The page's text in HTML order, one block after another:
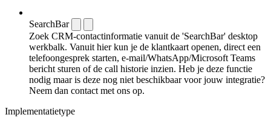
SearchBar
Zoek CRM-contactinformatie vanuit de 'SearchBar' desktop
werkbalk. Vanuit hier kun je de klantkaart openen, direct een
telefoongesprek starten, e-mail/WhatsApp/Microsoft Teams
bericht sturen of de call historie inzien. Heb je deze functie
nodig maar is deze nog niet beschikbaar voor jouw integratie?
Neem dan contact met ons op.
Implementatietype